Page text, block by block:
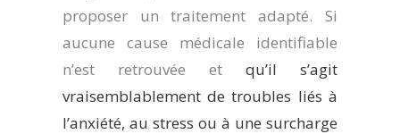
proposer un traitement adapté. Si
aucune cause médicale identifiable
n’est retrouvée et qu’il s’agit
vraisemblablement de troubles liés à
l’anxiété, au stress ou à une surcharge